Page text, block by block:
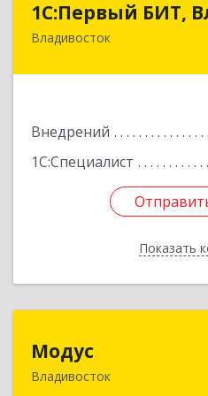
1С:Первый БИТ,
Владивосток
Внедрений
1С:Специалист
Показать
690001,
Модус
Владивосток
690034,